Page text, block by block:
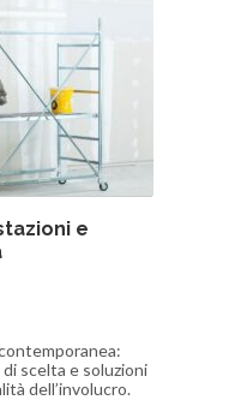
e
scelta e soluzioni
dell’involucro.